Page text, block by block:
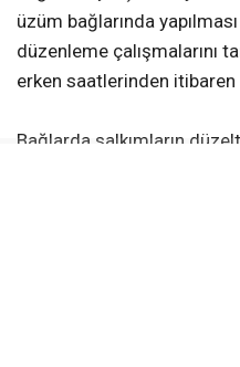
üzüm bağlarında
düzenleme çalışmalarını
erken saatlerinden itibaren
Bağlarda salkımların